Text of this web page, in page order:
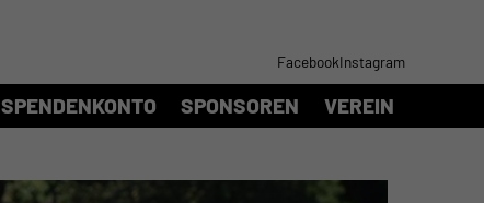
FacebookInstagram
SPENDENKONTO SPONSOREN VEREIN